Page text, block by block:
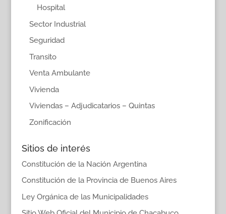
Hospital
Sector Industrial
Seguridad
Transito
Venta Ambulante
Vivienda
Viviendas – Adjudicatarios – Quintas
Zonificación
Sitios de interés
Constitución de la Nación Argentina
Constitución de la Provincia de Buenos Aires
Ley Orgánica de las Municipalidades